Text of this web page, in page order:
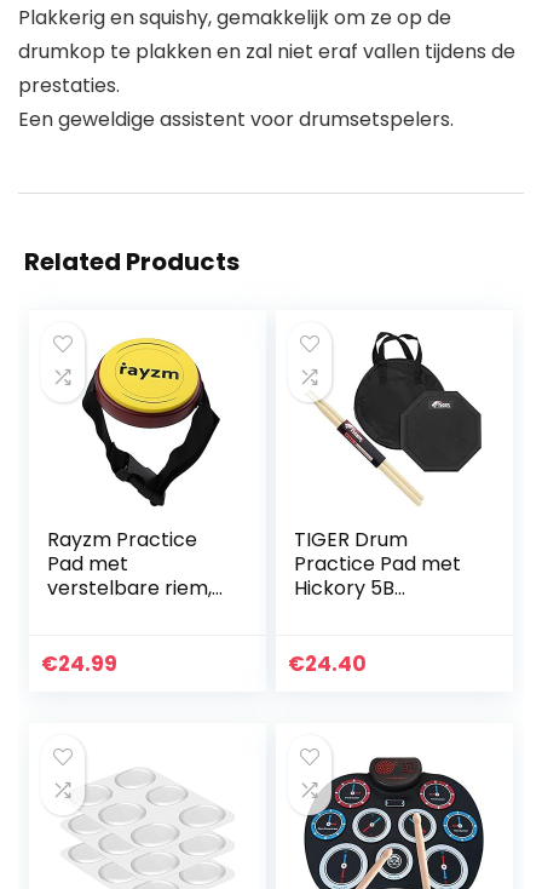
Plakkerig en squishy, gemakkelijk om ze op de
drumkop te plakken en zal niet eraf vallen tijdens de
prestaties.
Een geweldige assistent voor drumsetspelers.
Related Products
Rayzm Practice
Pad met
verstelbare riem,
trommel feel, 4
€24.99
TIGER Drum
Practice Pad met
Hickory 5B
€24.40